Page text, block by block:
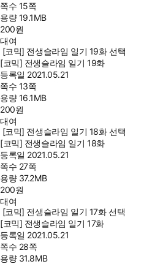
쪽수 15쪽
용량19.1MB
200원
대여
[코믹] 전생슬라임 일기 19화 선택
[코믹] 전생슬라임 일기 19화
등록일 2021.05.21
쪽수 13쪽
용량16.1MB
200원
대여
[코믹] 전생슬라임 일기 18화 선택
[코믹] 전생슬라임 일기 18화
등록일 2021.05.21
쪽수 27쪽
용량 37.2MB
200원
대여
[코믹] 전생슬라임 일기 17화 선택
[코믹] 전생슬라임 일기 17화
등록일 2021.05.21
쪽수 28쪽
용량 31.8MB